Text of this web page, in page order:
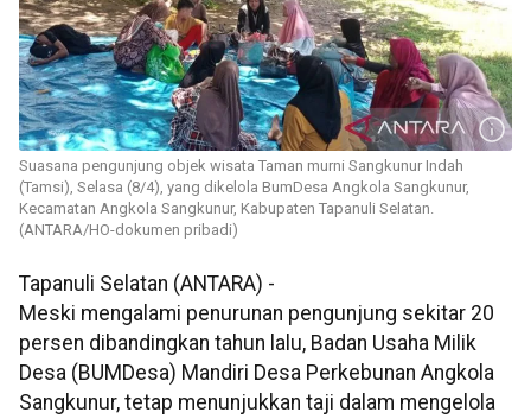
Suasana pengunjung objek wisata Taman murni Sangkunur Indah
(Tamsi), Selasa (8/4), yang dikelola BumDesa Angkola Sangkunur,
Kecamatan Angkola Sangkunur, Kabupaten Tapanuli Selatan.
(ANTARA/HO-dokumen pribadi)
Tapanuli Selatan (ANTARA) -
Meski mengalami penurunan pengunjung sekitar 20
persen dibandingkan tahun lalu, Badan Usaha Milik
Desa (BUMDesa) Mandiri Desa Perkebunan Angkola
Sangkunur, tetap menunjukkan taji dalam mengelola